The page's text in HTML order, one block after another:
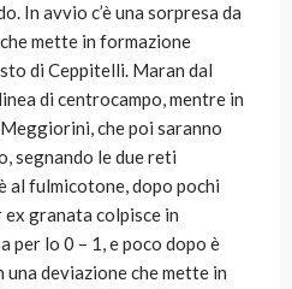
In avvio c’è una sorpresa da
mette in formazione
di Ceppitelli. Maran dal
di centrocampo, mentre in
che poi saranno
segnando le due reti
al fulmicotone, dopo pochi
ex granata colpisce in
per lo 0 – 1, e poco dopo è
deviazione che mette in